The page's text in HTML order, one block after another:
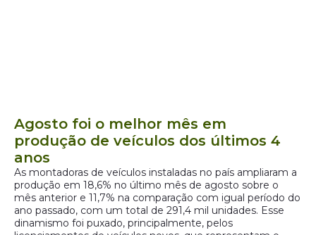
Agosto foi o melhor mês em
produção de veículos dos últimos 4
anos
As montadoras de veículos instaladas no país ampliaram a
produção em 18,6% no último mês de agosto sobre o
mês anterior e 11,7% na comparação com igual período do
ano passado, com um total de 291,4 mil unidades. Esse
dinamismo foi puxado, principalmente, pelos